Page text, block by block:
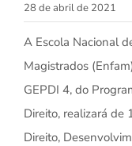
28 de abril de 2021
A Escola Nacional
Magistrados
GEPDI 4, do
Direito, realizará de
Direito,